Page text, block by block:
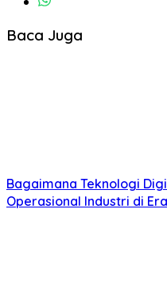
Baca Juga
Bagaimana Teknologi
Operasional Industri di